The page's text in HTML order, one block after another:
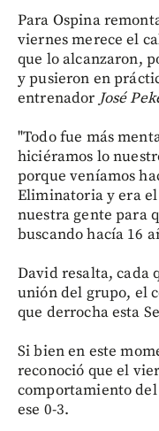
Para Ospina
viernes merece el
que lo alcanzaron,
y pusieron en
entrenador José
"Todo fue más
hiciéramos lo
porque veníamos
Eliminatoria y era
nuestra gente para
buscando hacía 16
David resalta, cada
unión del grupo, el
que derrocha esta
Si bien en este
reconoció que el
comportamiento
ese 0-3.